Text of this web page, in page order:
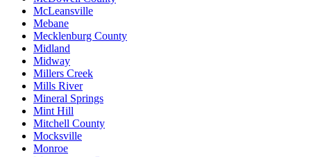
McLeansville
Mebane
Mecklenburg County
Midland
Midway
Millers Creek
Mills River
Mineral Springs
Mint Hill
Mitchell County
Mocksville
Monroe